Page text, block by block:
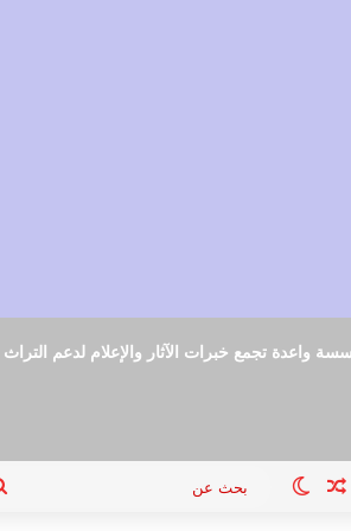
واعدة تجمع خبرات الآثار والإعلام لدعم التراث
الدخول
مقال عشوائي
الوضع المظلم